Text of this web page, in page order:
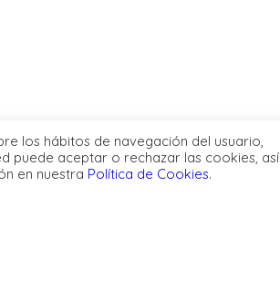
los hábitos de navegación del usuario,
puede aceptar o rechazar las cookies, así
en nuestra Política de Cookies.